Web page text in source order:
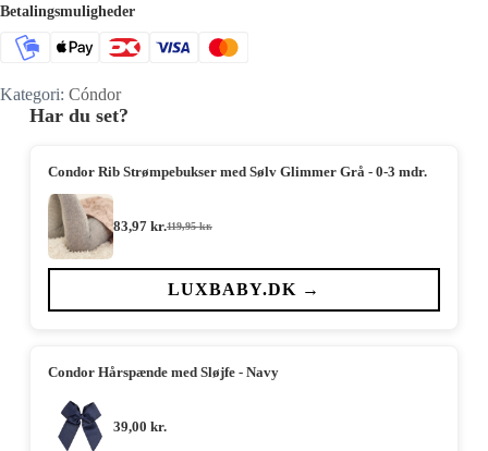
Betalingsmuligheder
Kategori: Cóndor
Har du set?
Condor Rib Strømpebukser med Sølv Glimmer Grå - 0-3 mdr.
119,95kr.
Den
pris
var:
83,97 kr.Den
pris
er:
LUXBABY.DK →
Condor Hårspænde med Sløjfe - Navy
39,00 kr.